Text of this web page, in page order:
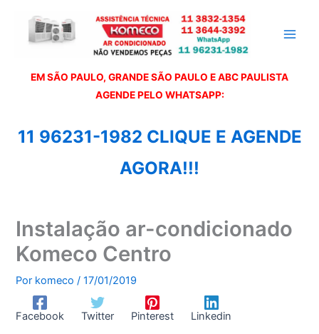
EM SÃO PAULO, GRANDE SÃO PAULO E ABC PAULISTA
AGENDE PELO WHATSAPP:
11 96231-1982 CLIQUE E AGENDE
AGORA!!!
Instalação ar-condicionado
Komeco Centro
Por komeco/17/01/2019
Facebook Twitter Pinterest Linkedin